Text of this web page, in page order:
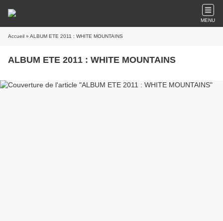
MENU
Accueil » ALBUM ETE 2011 : WHITE MOUNTAINS
ALBUM ETE 2011 : WHITE MOUNTAINS